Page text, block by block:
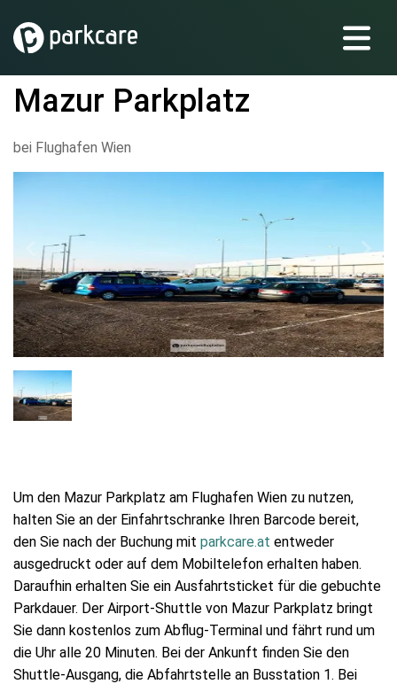
Mazur Parkplatz
bei Flughafen Wien
Um den Mazur Parkplatz am Flughafen Wien zu nutzen,
halten Sie an der Einfahrtschranke Ihren Barcode bereit,
den Sie nach der Buchung mit parkcare.at entweder
ausgedruckt oder auf dem Mobiltelefon erhalten haben.
Daraufhin erhalten Sie ein Ausfahrtsticket für die gebuchte
Parkdauer. Der Airport-Shuttle von Mazur Parkplatz bringt
Sie dann kostenlos zum Abflug-Terminal und fährt rund um
die Uhr alle 20 Minuten. Bei der Ankunft finden Sie den
Shuttle-Ausgang, die Abfahrtstelle an Busstation 1. Bei